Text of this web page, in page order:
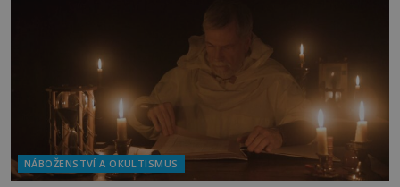
NÁBOŽENSTVÍ A OKULTISMUS